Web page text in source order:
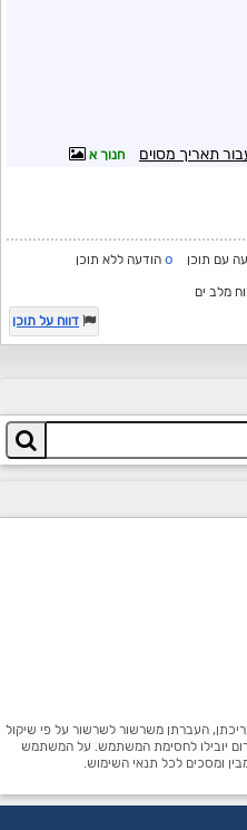
תאריך מסוים חנוך א
עם תוכן o הודעה ללא תוכן
מלב ים
דווח על תוכן
העברתן משרשור לשרשור על פי שיקול
יובילו לחסימת המשתמש. על המשתמש
ומסכים לכל תנאי השימוש.